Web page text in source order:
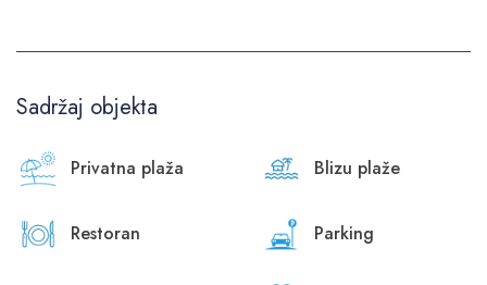
Sadržaj objekta
Privatna plaža Blizu plaže
Restoran Parking